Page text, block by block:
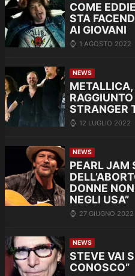
COME
STA
AI GIOVANI
1 AGOSTO 2022
NEWS
METALLICA,
STRANGER
12 LUGLIO 2022
NEWS
PEARL JAM
DONNE
NEGLI USA”
27 GIUGNO 2022
NEWS
STEVE VAI
CONOSCO”